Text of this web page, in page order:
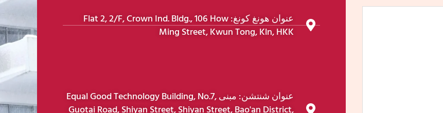
عنوان هونغ كونغ: Flat 2, 2/F, Crown Ind. Bldg., 106 How
Ming Street, Kwun Tong, Kln, HKK
عنوان شنتشن: مبنى Equal Good Technology Building, No.7,
Guotai Road, Shiyan Street, Shiyan Street, Bao'an District,